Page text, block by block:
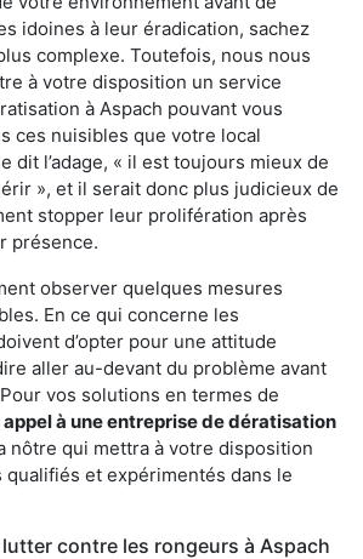
idoines à leur éradication, sachez
complexe. Toutefois, nous nous
à votre disposition un service
à Aspach pouvant vous
ces nuisibles que votre local
dit l’adage, « il est toujours mieux de
», et il serait donc plus judicieux de
stopper leur prolifération après
présence.
observer quelques mesures
En ce qui concerne les
d’opter pour une attitude
aller au-devant du problème avant
vos solutions en termes de
à une entreprise de dératisation
nôtre qui mettra à votre disposition
et expérimentés dans le
contre les rongeurs à Aspach